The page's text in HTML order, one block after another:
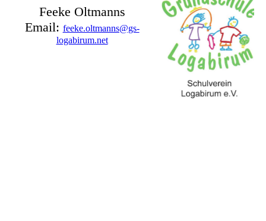
Feeke Oltmanns
Email: feeke.oltmanns@gs-
logabirum.net